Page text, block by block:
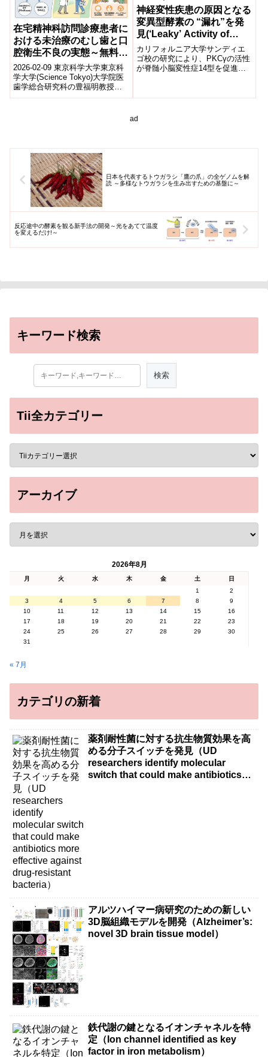
在宅精神科訪問診療患者に
おける未治療のむし歯と口
腔衛生不良の実態～無料の
訪問歯科健診が明らかにし
た「歯科につながらない」
実態と支援の鍵～
2026-02-09 東京科学大学東京科
学大学(Science Tokyo)大学院医
歯学総合研究科の豊福明教授ら
は、東京都内で在宅精神科訪問
神経変性疾患の原因となる
変異型酵素の “漏れ”を発
見(‘Leaky’ Activity of
Mutated Enzyme
Underlies
Neurodegenerative
カリフォルニア大学サンディエ
ゴ校の研究により、PKCγの活性
が脊髄小脳変性症14型を促進す
示唆される。U...
ad
日本を代表するトウガラシ「鷹の爪」の全ゲノムを解
読 ～多様なトウガラシを生み出すための基盤に～
反応途中の酵素を観る新手法の開発～光をあてて温度
を変えるだけ!～
キーワード検索
Tii全カテゴリー
アーカイブ
2026年8月
月 火 水 木 金 土
日
1
2
3
4 5 6 7 8
9
10
11 12 13 14 15
16
17
18 19 20 21 22
23
24
25 26 27 28 29
30
31
« 7月
カテゴリの新着
薬剤耐性菌に対する抗生物質効果を高
める分子スイッチを発見（UD
researchers identify molecular
switch that could make antibiotics
アルツハイマー病研究のための新しい
3D脳組織モデルを開発（Alzheimer’s:
novel 3D brain tissue model）
鉄代謝の鍵となるイオンチャネルを特
定（Ion channel identified as key
factor in iron metabolism）